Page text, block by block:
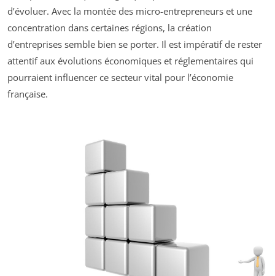
d’évoluer. Avec la montée des micro-entrepreneurs et une
concentration dans certaines régions, la création
d’entreprises semble bien se porter. Il est impératif de rester
attentif aux évolutions économiques et réglementaires qui
pourraient influencer ce secteur vital pour l’économie
française.